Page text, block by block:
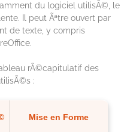
du logiciel utilisÃ©, le
Il peut Ãªtre ouvert par
de texte, y compris
rÃ©capitulatif des
:
Mise en Forme